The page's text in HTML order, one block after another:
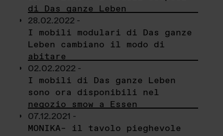
di Das ganze Leben
28.02.2022 -
I mobili modulari di Das ganze
Leben cambiano il modo di
abitare
02.02.2022 -
I mobili di Das ganze Leben
sono ora disponibili nel
negozio smow a Essen
07.12.2021 -
MONIKA– il tavolo pieghevole